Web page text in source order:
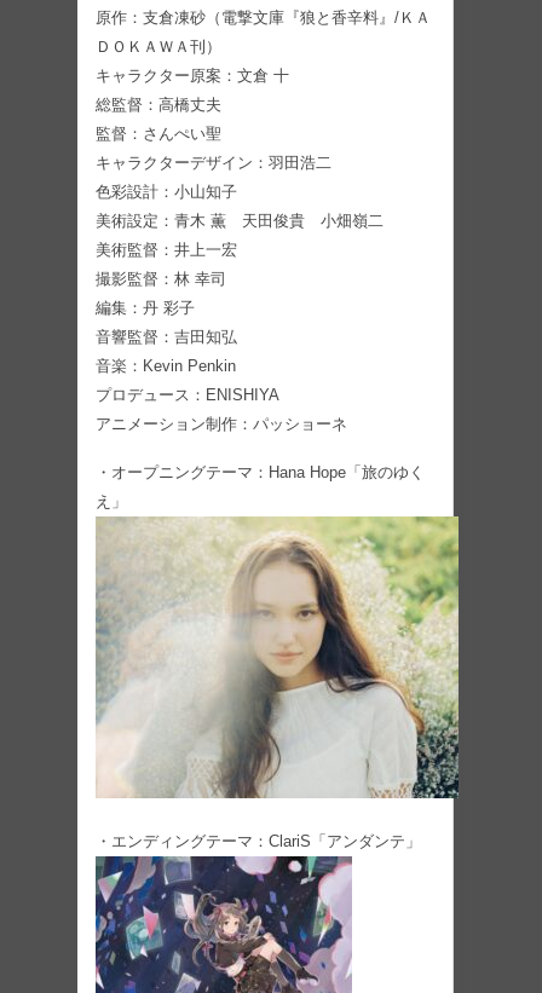
原作：支倉凍砂（電撃文庫『狼と香辛料』/ＫＡ
ＤＯＫＡＷＡ刊）
キャラクター原案：文倉 十
総監督：高橋丈夫
監督：さんぺい聖
キャラクターデザイン：羽田浩二
色彩設計：小山知子
美術設定：青木 薫 天田俊貴 小畑嶺二
美術監督：井上一宏
撮影監督：林 幸司
編集：丹 彩子
音響監督：吉田知弘
音楽：Kevin Penkin
プロデュース：ENISHIYA
アニメーション制作：パッショーネ
・オープニングテーマ：Hana Hope「旅のゆく
え」
・エンディングテーマ：ClariS「アンダンテ」